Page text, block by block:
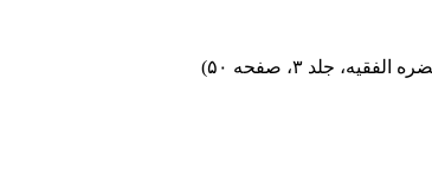
جلد ۳، صفحه ۵۰)